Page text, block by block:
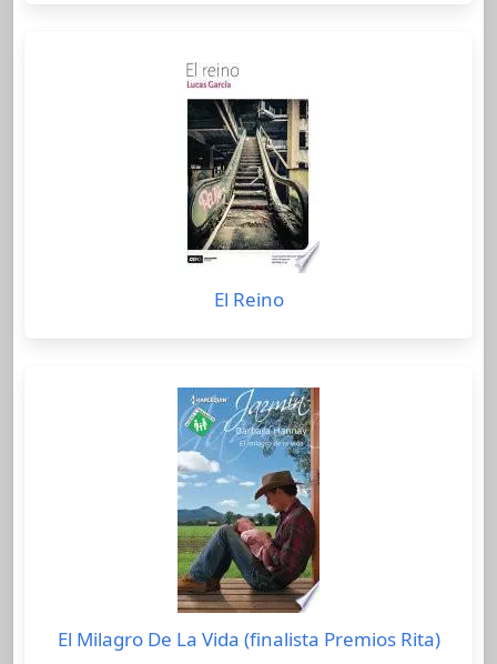
El Reino
El Milagro De La Vida (finalista Premios Rita)